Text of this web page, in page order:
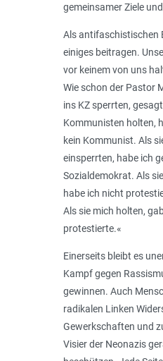
gemeinsamer Ziele
Als antifaschistischen
einiges beitragen.
vor keinem von uns
Wie schon der Pastor
ins KZ sperrten,
Kommunisten holten,
kein Kommunist. Als
einsperrten, habe ich
Sozialdemokrat. Als
habe ich nicht
Als sie mich holten,
protestierte.«
Einerseits bleibt es
Kampf gegen
gewinnen. Auch
radikalen Linken
Gewerkschaften und
Visier der Neonazis